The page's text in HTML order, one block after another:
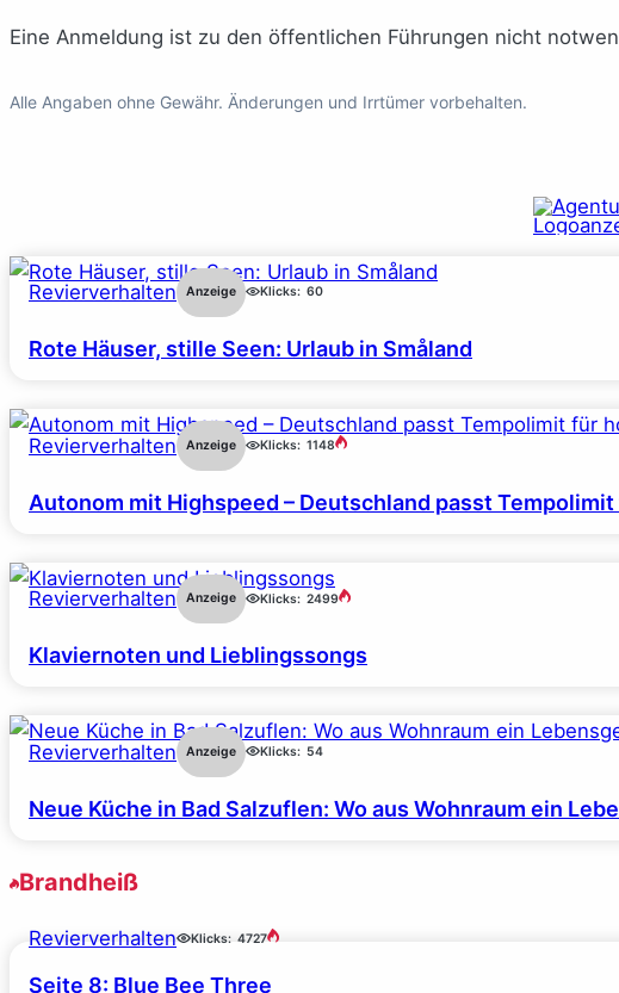
Eine Anmeldung ist zu den öffentlichen Führungen nicht
Alle Angaben ohne Gewähr. Änderungen und Irrtümer vorbehalten.
Revierverhalten Anzeige Klicks: 60
Rote Häuser, stille Seen: Urlaub in Småland
Revierverhalten Anzeige Klicks: 1148
Autonom mit Highspeed – Deutschland passt
Revierverhalten Anzeige Klicks: 2499
Klaviernoten und Lieblingssongs
Revierverhalten Anzeige Klicks: 54
Neue Küche in Bad Salzuflen: Wo aus Wohnraum ein
Brandheiß
Revierverhalten Klicks: 4727
Seite 8: Blue Bee Three